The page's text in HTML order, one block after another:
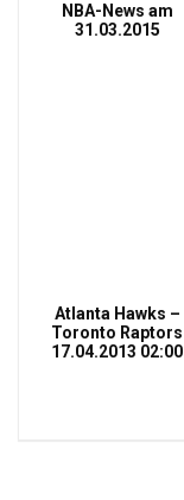
NBA-News am
31.03.2015
Atlanta Hawks –
Toronto Raptors
17.04.2013 02:00